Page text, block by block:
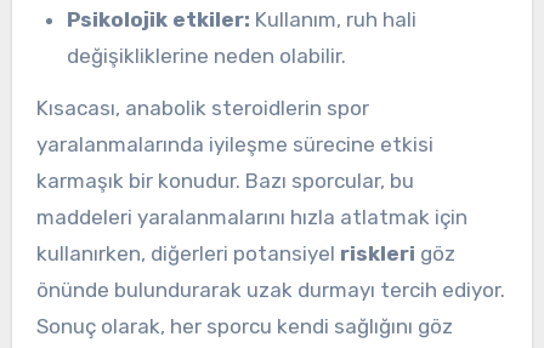
Psikolojik etkiler: Kullanım, ruh hali
değişikliklerine neden olabilir.
Kısacası, anabolik steroidlerin spor
yaralanmalarında iyileşme sürecine etkisi
karmaşık bir konudur. Bazı sporcular, bu
maddeleri yaralanmalarını hızla atlatmak için
kullanırken, diğerleri potansiyel riskleri göz
önünde bulundurarak uzak durmayı tercih ediyor.
Sonuç olarak, her sporcu kendi sağlığını göz